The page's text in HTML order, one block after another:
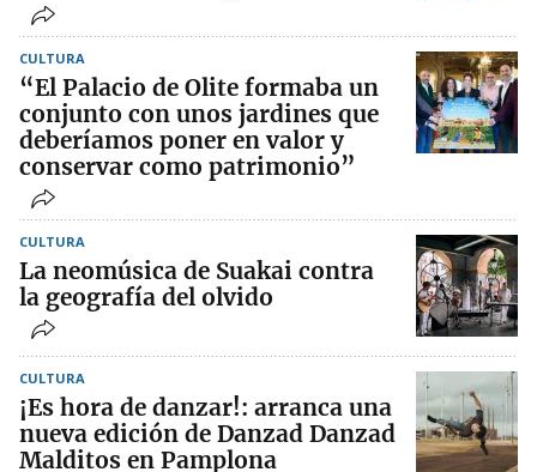
CULTURA
“El Palacio de Olite formaba un
conjunto con unos jardines que
deberíamos poner en valor y
conservar como patrimonio”
CULTURA
La neomúsica de Suakai contra
la geografía del olvido
CULTURA
¡Es hora de danzar!: arranca una
nueva edición de Danzad Danzad
Malditos en Pamplona